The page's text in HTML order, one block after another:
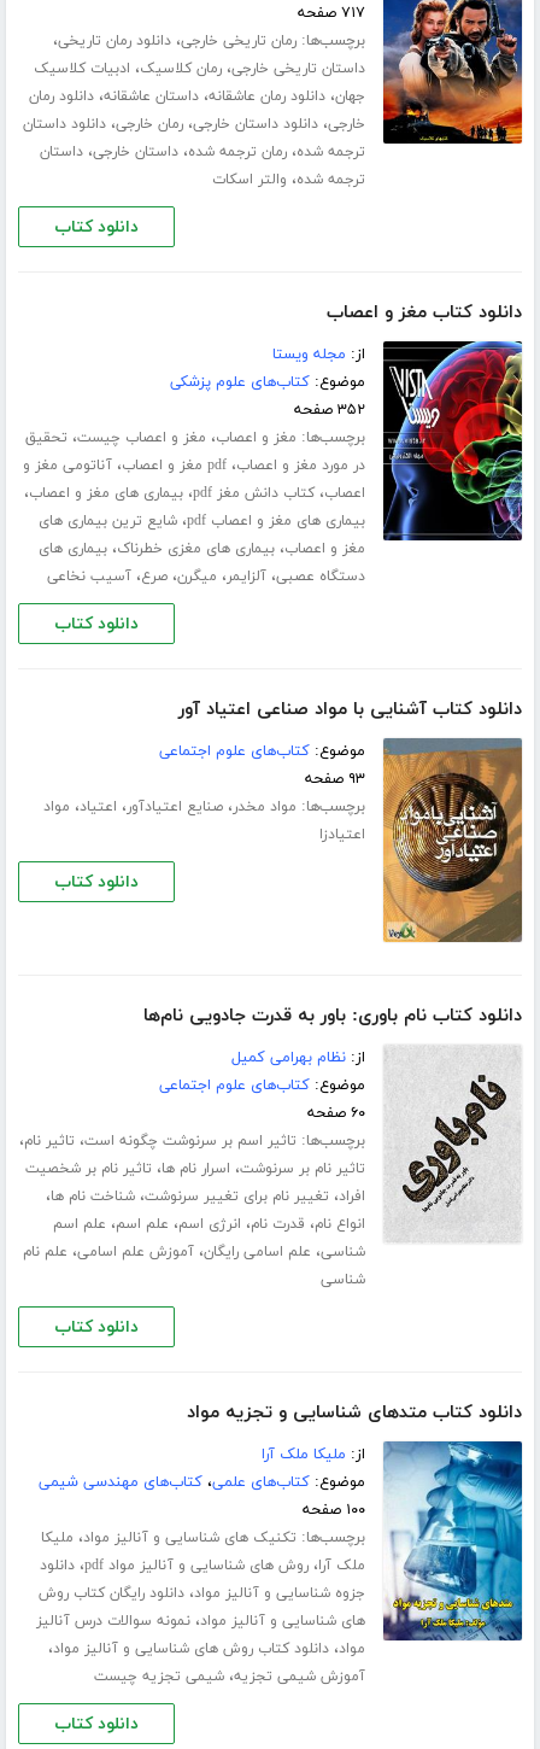
۷۱۷ صفحه
برچسب‌ها:رمان تاریخی خارجی،دانلود رمان تاریخی،
داستان تاریخی خارجی،رمان کلاسیک، ادبیات کلاسیک
جهان،دانلود رمان عاشقانه،داستان عاشقانه،دانلود رمان
خارجی،دانلود داستان خارجی،رمان خارجی،دانلود داستان
ترجمه شده،رمان ترجمه شده،داستان خارجی،داستان
ترجمه شده، والتر اسکات
دانلود کتاب
دانلود کتاب مغز و اعصاب
از: مجله ویستا
موضوع:کتاب‌های علوم پزشکی
۳۵۲ صفحه
برچسب‌ها: مغز و اعصاب، مغز و اعصاب چیست، تحقیق
در مورد مغز و اعصاب،pdf مغز و اعصاب ،آناتومی مغز و
اعصاب،کتاب دانش مغز pdf ،بیماری های مغز و اعصاب،
بیماری های مغز و اعصاب pdf ،شایع ترین بیماری های
مغز و اعصاب،بیماری های مغزی خطرناک،بیماری های
دستگاه عصبی،آلزایمر، میگرن،صرع،آسیب نخاعی
دانلود کتاب
دانلود کتاب آشنایی با مواد صناعی اعتیاد آور
موضوع:کتاب‌های علوم اجتماعی
۹۳ صفحه
برچسب‌ها: مواد مخدر،صنایع اعتیادآور، اعتیاد، مواد
اعتیادزا
دانلود کتاب
دانلود کتاب نام باوری: باور به قدرت جادویی نام‌ها
از:نظام بهرامی کمیل
موضوع:کتاب‌های علوم اجتماعی
۶۰ صفحه
برچسب‌ها: تاثیر اسم بر سرنوشت چگونه است، تاثیر نام،
تاثیر نام بر سرنوشت، اسرار نام ها، تاثیر نام بر شخصیت
افراد، تغییر نام برای تغییر سرنوشت،شناخت نام ها،
انواع نام، قدرت نام، انرژی اسم، علم اسم، علم اسم
شناسی، علم اسامی رایگان،آموزش علم اسامی، علم نام
شناسی
دانلود کتاب
دانلود کتاب متدهای شناسایی و تجزیه مواد
از: ملیکا ملک آرا
موضوع:کتاب‌های علمی،کتاب‌های مهندسی شیمی
۱۰۰ صفحه
برچسب‌ها: تکنیک های شناسایی و آنالیز مواد، ملیکا
ملک آرا،روش های شناسایی و آنالیز مواد pdf ،دانلود
جزوه شناسایی و آنالیز مواد،دانلود رایگان کتاب روش
های شناسایی و آنالیز مواد،نمونه سوالات درس آنالیز
مواد،دانلود کتاب روش های شناسایی و آنالیز مواد،
آموزش شیمی تجزیه،شیمی تجزیه چیست
دانلود کتاب